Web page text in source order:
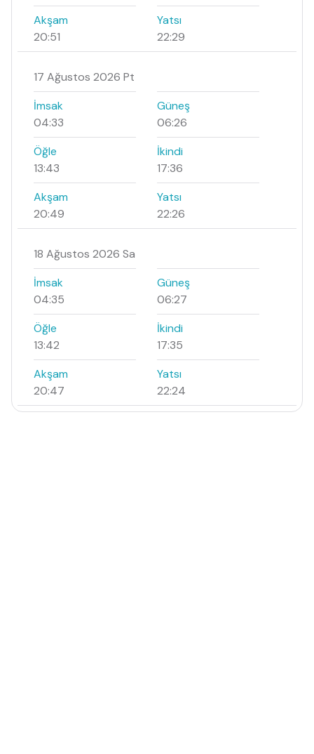
Akşam
20:51
Yatsı
22:29
17 Ağustos 2026 Pt
İmsak
04:33
Güneş
06:26
Öğle
13:43
İkindi
17:36
Akşam
20:49
Yatsı
22:26
18 Ağustos 2026 Sa
İmsak
04:35
Güneş
06:27
Öğle
13:42
İkindi
17:35
Akşam
20:47
Yatsı
22:24